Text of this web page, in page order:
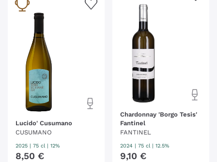
Lucido' Cusumano
CUSUMANO
2025 | 75 cl | 12%
8,50 €
Chardonnay 'Borgo Tesis'
Fantinel
FANTINEL
2024 | 75 cl | 12.5%
9,10 €